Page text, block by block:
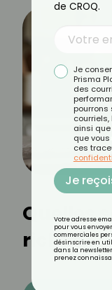
Quelles
riches
de CROQ.
Je
Prisma
des
pourrons
ainsi
que vous
ces
Je
Votre adresse
pour vous
commerciales
désinscrire en
dans la
prenez